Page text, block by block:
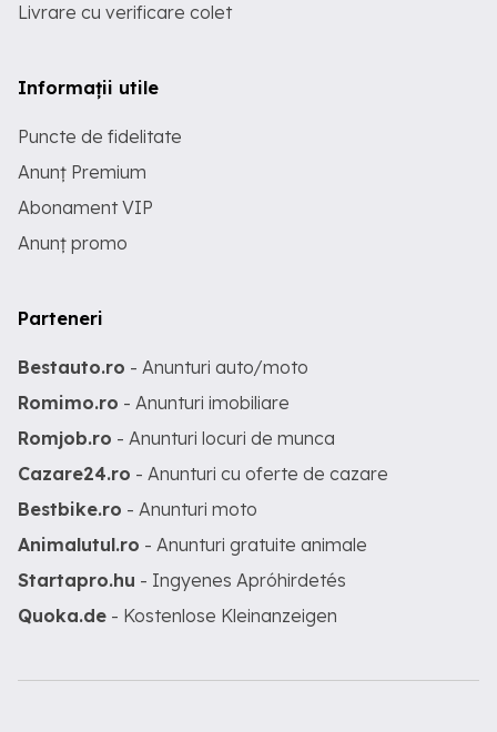
Livrare cu verificare colet
Informații utile
Puncte de fidelitate
Anunț Premium
Abonament VIP
Anunț promo
Parteneri
Bestauto.ro - Anunturi auto/moto
Romimo.ro - Anunturi imobiliare
Romjob.ro - Anunturi locuri de munca
Cazare24.ro - Anunturi cu oferte de cazare
Bestbike.ro - Anunturi moto
Animalutul.ro - Anunturi gratuite animale
Startapro.hu - Ingyenes Apróhirdetés
Quoka.de - Kostenlose Kleinanzeigen